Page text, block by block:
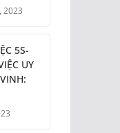
2023
5S-
UY